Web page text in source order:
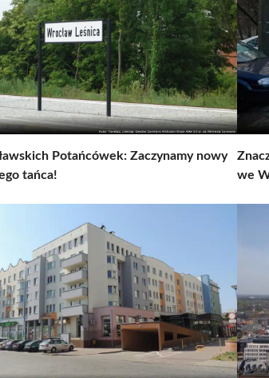
Potańcówek: Zaczynamy nowy
tańca!
we